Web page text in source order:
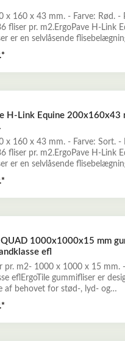
x 160 x 43 mm. - Farve: Rød. -
fliser pr. m2.ErgoPave H-Link
er en selvlåsende
sammenbundet med
robuste gummifliser, som er
til etablering af
ErgoPave H-Link Equine
H-Link Equine 200x160x43
x 160 x 43 mm. - Farve: Sort. -
fliser pr. m2.ErgoPave H-Link
er en selvlåsende
robuste gummifliser, som er
til etablering af
forlystelsesparker, multibaner,
ErgoPave H-Link Equine
QUAD 1000x1000x15 mm
efl
pr. m2- 1000 x 1000 x 15 mm.
eflErgoTile gummifliser er
af behovet for stød-, lyd- og
robuste, komfortable
En prisvillig og
miljørigtigt af